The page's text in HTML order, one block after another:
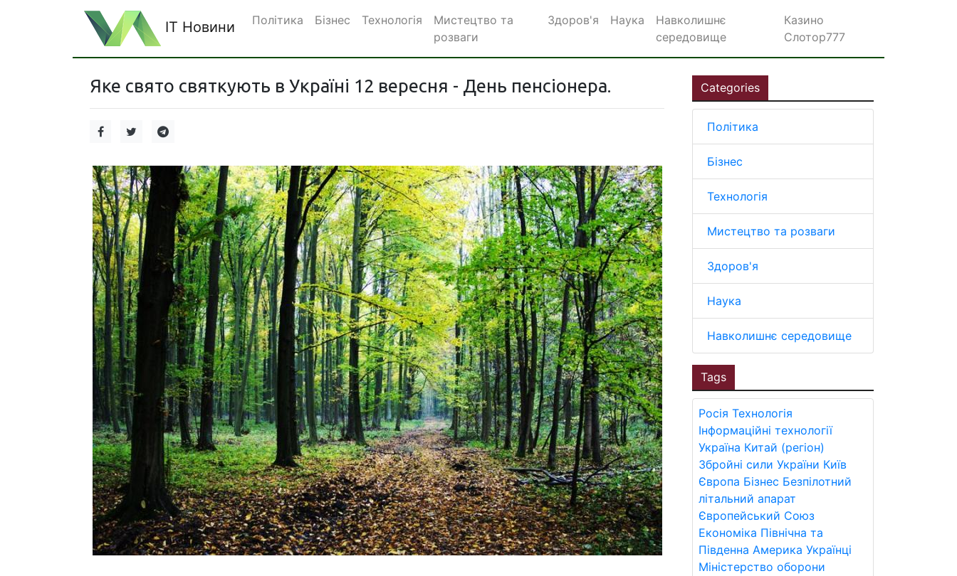
IT Новини Політика Бізнес Технологія
Мистецтво та
розваги
Здоров'я Наука
Навколишнє
середовище
Казино
Слотор777
Яке свято святкують в Україні 12 вересня - День пенсіонера. Categories
Політика
Бізнес
Технологія
Мистецтво та розваги
Здоров'я
Наука
Навколишнє середовище
Tags
Росія Технологія
Інформаційні технології
Україна Китай (регіон)
Збройні сили України Київ
Європа Бізнес Безпілотний
літальний апарат
Європейський Союз
Економіка Північна та
Південна Америка Українці
Міністерство оборони